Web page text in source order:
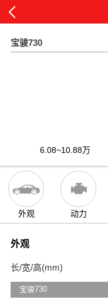
宝骏730
6.08~10.88万
外观 动力
外观
长/宽/高(mm)
宝骏730